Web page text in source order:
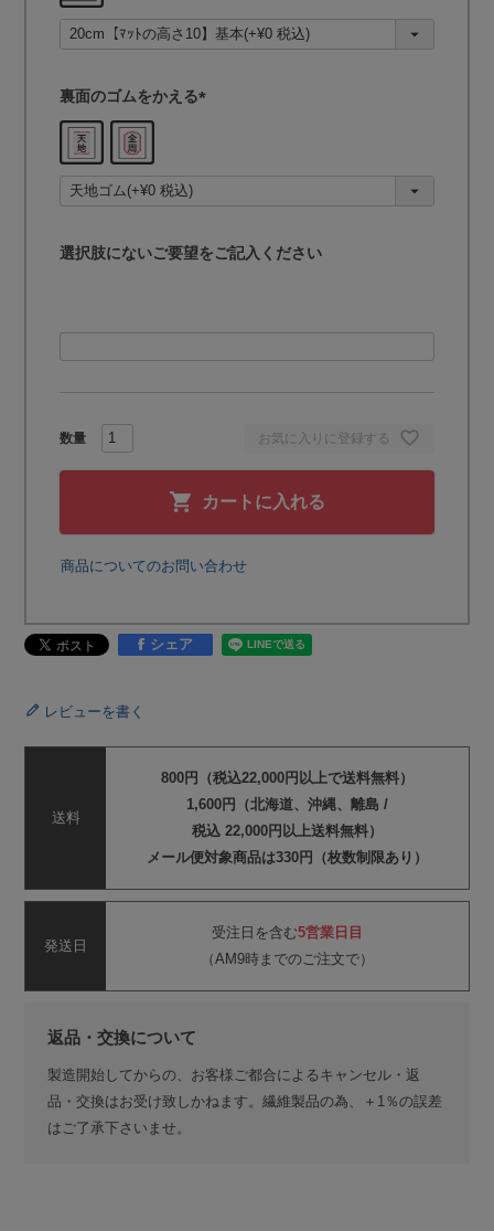
お気に入りに登録する
カートに入れる
須
)
裏面のゴムをかえる
須
)
選択肢にないご要望をご記入ください
商品についてのお問い合わせ
シェア
レビューを書く
送料
800円（税込22,000円以上で送料無料）
1,600円（北海道、沖縄、離島 /
税込 22,000円以上送料無料）
メール便対象商品は330円（枚数制限あり）
発送日
受注日を含む5営業日目
（AM9時までのご注文で）
返品・交換について
製造開始してからの、お客様ご都合によるキャンセル・返
品・交換はお受け致しかねます。繊維製品の為、＋1％の誤差
はご了承下さいませ。